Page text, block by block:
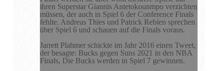
ihren Superstar Giannis Antetokounmpo verzichten
müssen, der auch in Spiel 6 der Conference Finals
fehlte. Andreas Thies und Patrick Rebien sprechen
über Spiel 6 und schauen auf die Finals voraus.
Jarrett Plahmer schickte im Jahr 2016 einen Tweet,
der besagte: Bucks gegen Suns 2021 in den NBA
Finals, Die Bucks werden in Spiel 7 gewinnen.